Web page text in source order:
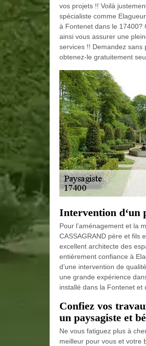
vos projets !! Voilà
spécialiste comme
à Fontenet dans le 17400?
ainsi vous assurer une
services !! Demandez sans
obtenez-le gratuitement
Intervention d‘un
Pour l’aménagement et la
CASSAGRAND père et fils
excellent architecte des
entièrement confiance à
d’une intervention de
une grande expérience
installé dans la Fontenet et
Confiez vos
un paysagiste et
Ne vous fatiguez plus à
meilleur pour vous et votre